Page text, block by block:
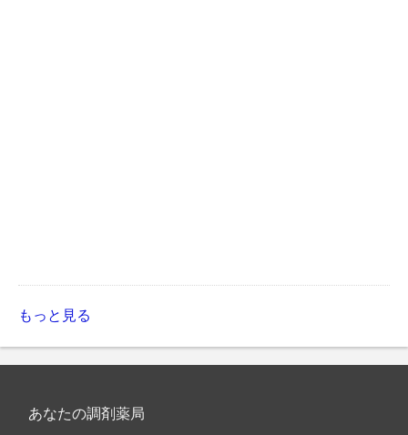
もっと見る
あなたの調剤薬局